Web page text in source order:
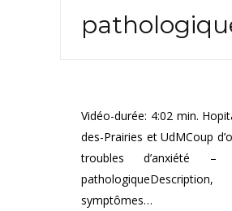
Vidéo-durée: 4:02 min.
des-Prairies et UdMCoup
troubles d’anxiété –
pathologiqueDescription,
symptômes…